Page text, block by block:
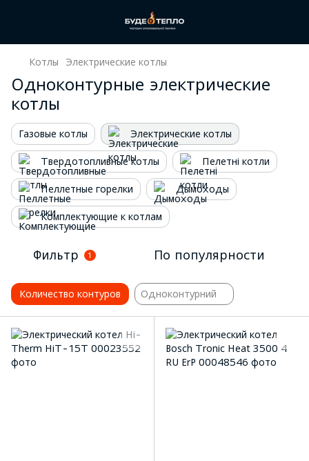
Котлы Электрические котлы
Одноконтурные электрические
котлы
Газовые котлы Электрические котлы
Твердотопливные котлы Пелетні котли
Пеллетные горелки Дымоходы
Комплектующие к котлам
Фильтр 1 По популярности
Количество контуров Одноконтурний